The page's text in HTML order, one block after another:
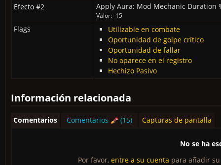
Efecto #2 Apply Aura: Mod Mechanic Duration
Valor: -15
Flags
Utilizable en combate
Oportunidad de golpe crítico
Oportunidad de fallar
No aparece en el registro
Hechizo Pasivo
Información relacionada
Comentarios Comentarios (15) Capturas de pantalla
No se ha
Por favor, entre a su cuenta para añadir